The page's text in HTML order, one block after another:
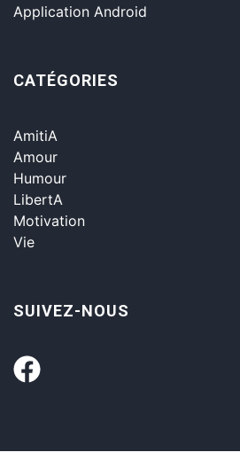
Application Android
CATÉGORIES
AmitiA
Amour
Humour
LibertA
Motivation
Vie
SUIVEZ-NOUS